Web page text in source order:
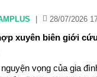
28/07/2026
xuyên biên giới
vọng của gia